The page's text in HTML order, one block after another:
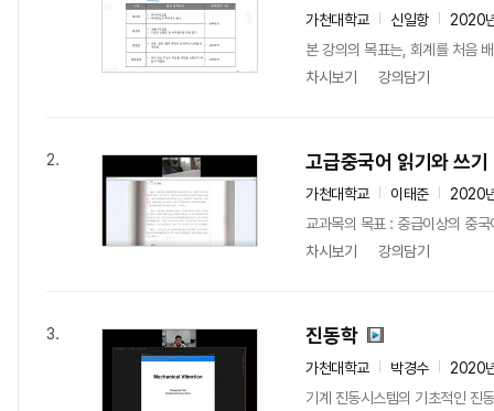
가천대학교 신일항
2020
본 강의의 목표는, 회계를 처음
차시보기
강의담기
2. 고급중국어 읽기와 쓰기
가천대학교 이태준
2020
교과목의 목표 : 중급이상의 중
차시보기
강의담기
3. 진동학
가천대학교 박경수
2020
기계 진동시스템의 기초적인 진